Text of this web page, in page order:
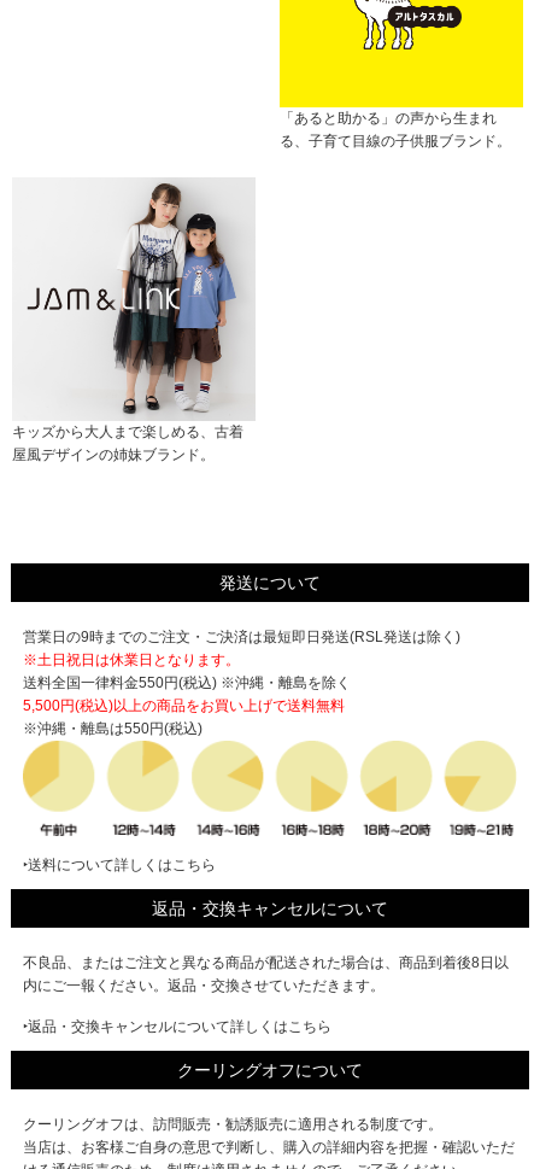
「あると助かる」の声から生まれ
る、子育て目線の子供服ブランド。
キッズから大人まで楽しめる、古着
屋風デザインの姉妹ブランド。
発送について
営業日の9時までのご注文・ご決済は最短即日発送(RSL発送は除く)
※土日祝日は休業日となります。
送料全国一律料金550円(税込) ※沖縄・離島を除く
5,500円(税込)以上の商品をお買い上げで送料無料
※沖縄・離島は550円(税込)
‣送料について詳しくはこちら
返品・交換キャンセルについて
不良品、またはご注文と異なる商品が配送された場合は、商品到着後8日以
内にご一報ください。返品・交換させていただきます。
‣返品・交換キャンセルについて詳しくはこちら
クーリングオフについて
クーリングオフは、訪問販売・勧誘販売に適用される制度です。
当店は、お客様ご自身の意思で判断し、購入の詳細内容を把握・確認いただ